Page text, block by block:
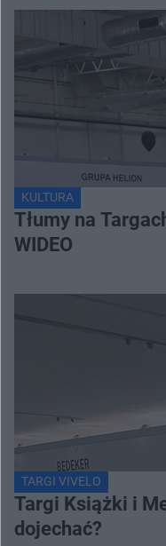
KULTURA
Tłumy na
WIDEO
TARGI VIVELO
Targi Książki i
dojechać?